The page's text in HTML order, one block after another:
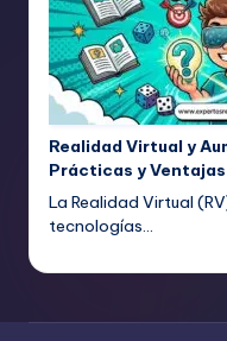
Realidad Virtual y
Prácticas y Ventajas
La Realidad Virtual
tecnologías…